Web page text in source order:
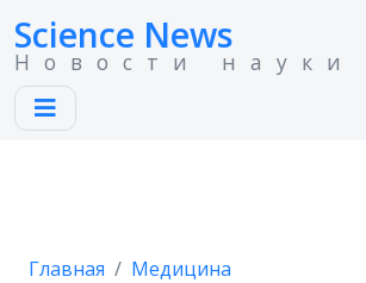
Science News
Новости
Главная
Медицина